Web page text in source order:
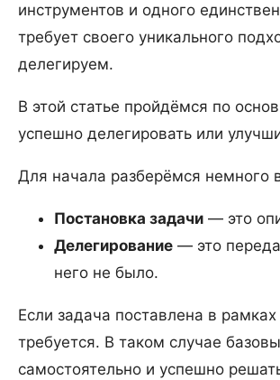
инструментов и одного
требует своего уникального
делегируем.
В этой статье пройдёмся по
успешно делегировать или
Для начала разберёмся немного
Постановка задачи — это
Делегирование — это
него не было.
Если задача поставлена в
требуется. В таком случае
самостоятельно и успешно